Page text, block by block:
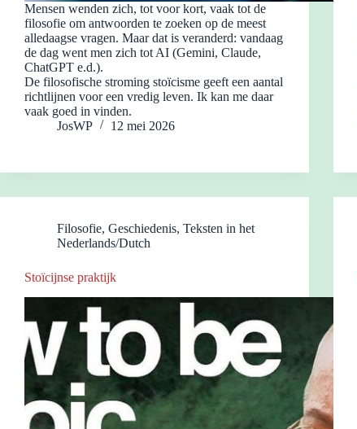
Mensen wenden zich, tot voor kort, vaak tot de
filosofie om antwoorden te zoeken op de meest
alledaagse vragen. Maar dat is veranderd: vandaag
de dag went men zich tot AI (Gemini, Claude,
ChatGPT e.d.).
De filosofische stroming stoïcisme geeft een aantal
richtlijnen voor een vredig leven. Ik kan me daar
vaak goed in vinden.
JosWP
12 mei 2026
Filosofie, Geschiedenis, Teksten in het
Nederlands/Dutch
Stoïcijnse praktijk